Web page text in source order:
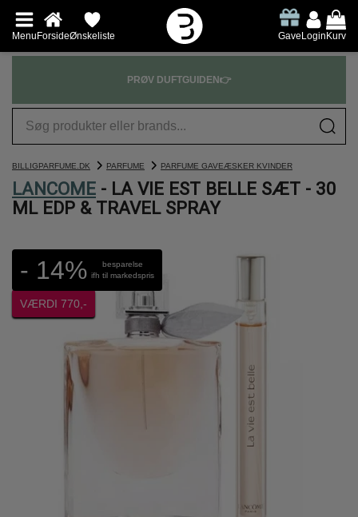
MenuForsideØnskeliste GaveLoginKurv
PRØV DUFTGUIDEN👉
BILLIGPARFUME.DK PARFUME PARFUME GAVEÆSKER KVINDER
LANCOME - LA VIE EST BELLE SÆT - 30
ML EDP & TRAVEL SPRAY
- 14%
besparelse
ifh til markedspris
VÆRDI 770,-